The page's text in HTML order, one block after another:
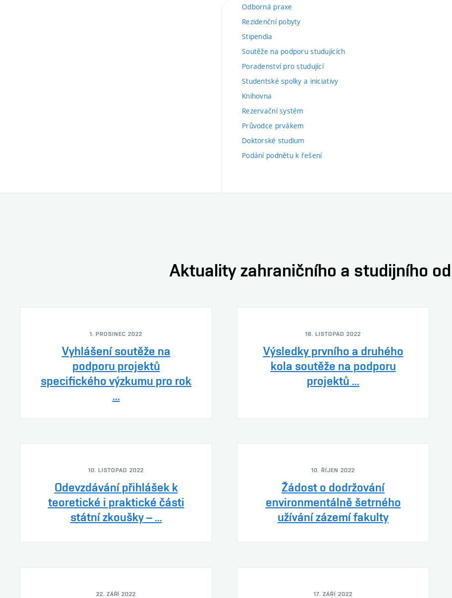
Odborná praxe
Rezidenční pobyty
Stipendia
Soutěže na podporu studujících
Poradenství pro studující
Studentské spolky a iniciativy
Knihovna
Rezervační systém
Průvodce prvákem
Doktorské studium
Podání podnětu k řešení
Aktuality zahraničního a studijního
1. PROSINEC 2022
Vyhlášení soutěže na
podporu projektů
specifického výzkumu pro rok
...
18. LISTOPAD 2022
Výsledky prvního a druhého
kola soutěže na podporu
projektů ...
10. LISTOPAD 2022
Odevzdávání přihlášek k
teoretické i praktické části
státní zkoušky – ...
10. ŘÍJEN 2022
Žádost o dodržování
environmentálně šetrného
užívání zázemí fakulty
22. ZÁŘÍ 2022 17. ZÁŘÍ 2022